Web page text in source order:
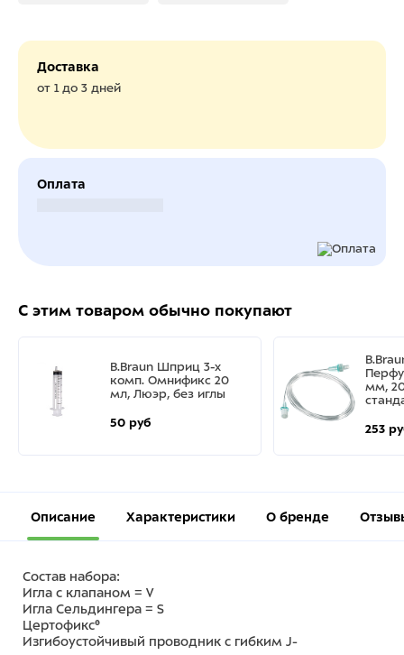
Доставка
от 1 до 3 дней
Оплата
С этим товаром обычно покупают
B.Braun Шприц 3-х
комп. Омнификс 20
мл, Люэр, без иглы
50 руб
мм,
253
Описание Характеристики О бренде
Состав набора:
Игла с клапаном = V
Игла Сельдингера = S
Цертофикс®
Изгибоустойчивый проводник с гибким J-